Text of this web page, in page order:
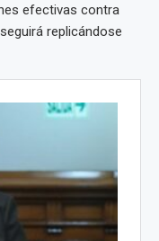
efectivas contra
replicándose